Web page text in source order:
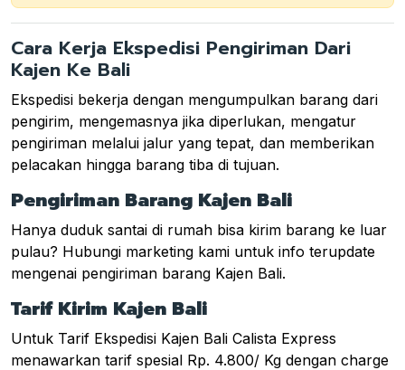
Cara Kerja Ekspedisi Pengiriman Dari
Kajen Ke Bali
Ekspedisi bekerja dengan mengumpulkan barang dari
pengirim, mengemasnya jika diperlukan, mengatur
pengiriman melalui jalur yang tepat, dan memberikan
pelacakan hingga barang tiba di tujuan.
Pengiriman Barang Kajen Bali
Hanya duduk santai di rumah bisa kirim barang ke luar
pulau? Hubungi marketing kami untuk info terupdate
mengenai pengiriman barang Kajen Bali.
Tarif Kirim Kajen Bali
Untuk Tarif Ekspedisi Kajen Bali Calista Express
menawarkan tarif spesial Rp. 4.800/ Kg dengan charge